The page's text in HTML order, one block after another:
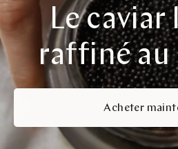
Le caviar
raffiné au
Acheter